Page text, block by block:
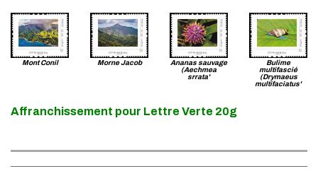
Mont Conil Morne Jacob
Ananas sauvage
(Aechmea
srrata'
Bulime
multifascié
(Drymaeus
multifaciatus'
Affranchissement pour Lettre Verte 20g